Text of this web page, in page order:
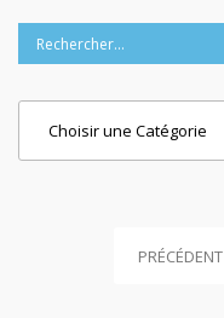
PRÉCÉDENT